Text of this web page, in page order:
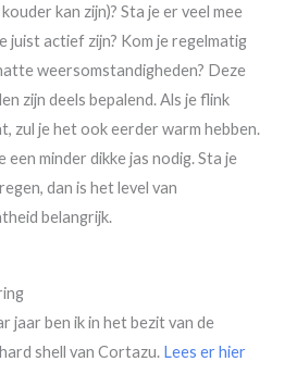
kan zijn)? Sta je er veel mee
juist actief zijn? Kom je regelmatig
weersomstandigheden? Deze
zijn deels bepalend. Als je flink
zul je het ook eerder warm hebben.
een minder dikke jas nodig. Sta je
dan is het level van
belangrijk.
jaar ben ik in het bezit van de
shell van Cortazu. Lees er hier